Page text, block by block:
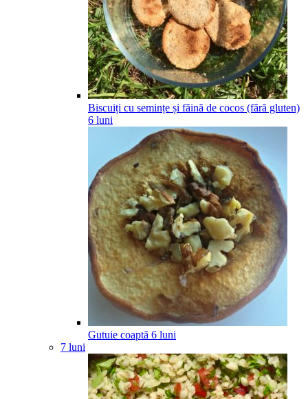
Biscuiți cu semințe și făină de cocos (fără gluten)
6 luni
Gutuie coaptă 6 luni
7 luni